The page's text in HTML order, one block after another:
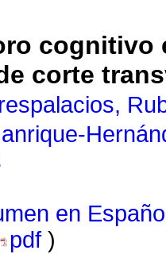
cognitivo
corte
en
pdf )